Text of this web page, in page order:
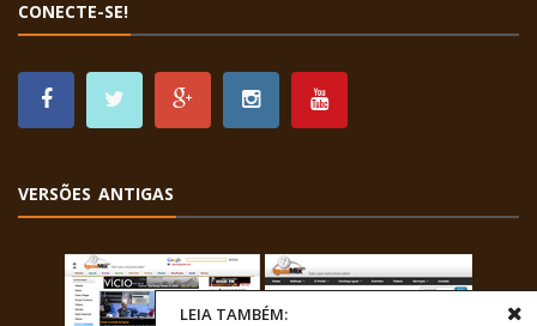
LEIA TAMBÉM:
CONECTE-SE!
VERSÕES ANTIGAS